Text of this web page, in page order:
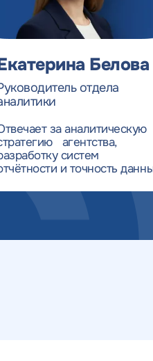
Белова
отдела
за аналитическую
агентства,
систем
и точность